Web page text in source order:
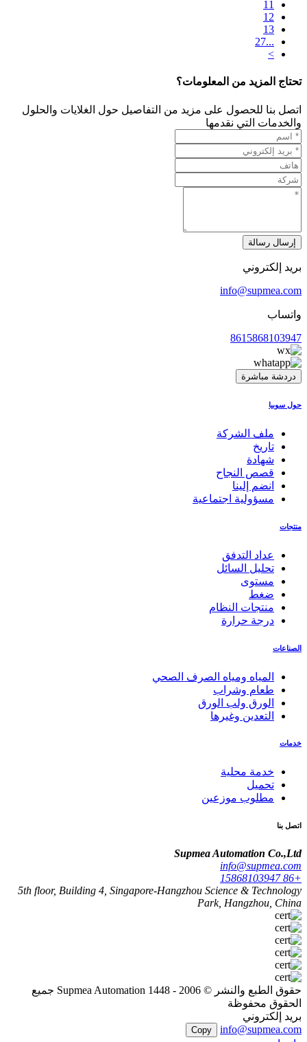
11
12
13
...27
>
تحتاج المزيد من المعلومات؟
اتصل بنا للحصول على مزيد من التفاصيل حول الغلايات والحلول
والخدمات التي نقدمها
إرسال رسالة
بريد إلكتروني
info@supmea.com
واتساب
8615868103947
دردشة مباشرة
حول سوبيا
ملف الشركة
تاريخ
شهادة
قصص النجاح
انضم إلينا
مسؤولية اجتماعية
منتجات
عداد التدفق
تحليل السائل
مستوى
ضغط
منتجات النظام
درجة حرارة
الصناعات
المياه ومياه الصرف الصحي
طعام وشراب
الورق ولب الورق
التعدين وغيرها
خدمات
خدمة محلية
تحميل
مطلوب موزعين
اتصل بنا
Supmea Automation Co.,Ltd
info@supmea.com
+86 15868103947
5th floor, Building 4, Singapore-Hangzhou Science & Technology
Park, Hangzhou, China
حقوق الطبع والنشر © 2006 - 1448 Supmea Automation جميع
الحقوق محفوظة
بريد إلكتروني
info@supmea.com
Copy